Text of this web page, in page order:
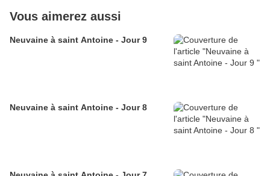
Vous aimerez aussi
Neuvaine à saint Antoine - Jour 9
Neuvaine à saint Antoine - Jour 8